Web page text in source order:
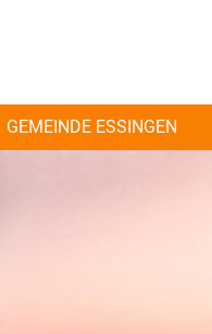
GEMEINDE ESSINGEN